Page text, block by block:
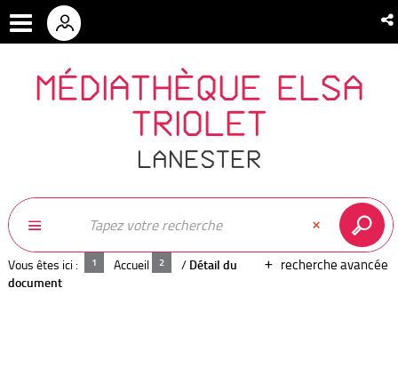
MÉDIATHÈQUE ELSA
TRIOLET
LANESTER
recherche avancée
Vous êtes ici : Accueil / Détail du
document